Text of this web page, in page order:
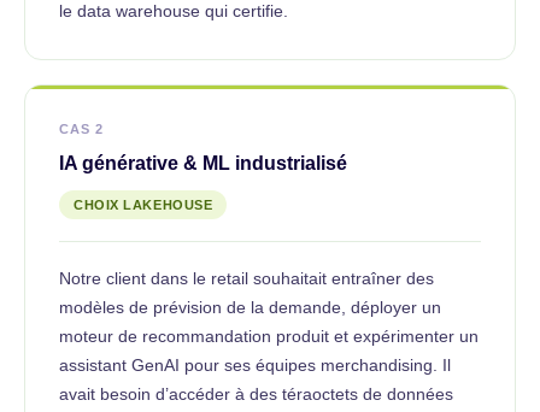
le data warehouse qui certifie.
CAS 2
IA générative & ML industrialisé
CHOIX LAKEHOUSE
Notre client dans le retail souhaitait entraîner des
modèles de prévision de la demande, déployer un
moteur de recommandation produit et expérimenter un
assistant GenAI pour ses équipes merchandising. Il
avait besoin d’accéder à des téraoctets de données